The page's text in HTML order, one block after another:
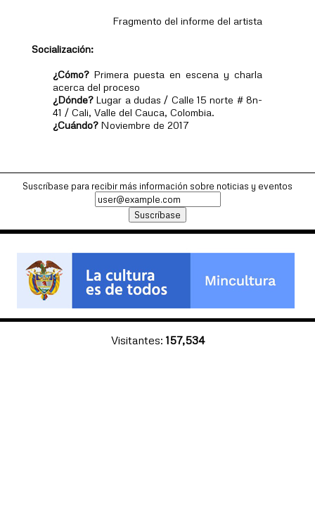
Fragmento del informe del artista
Socialización:
¿Cómo?Primera puesta en escena y charla
acerca del proceso
¿Dónde?Lugar a dudas / Calle 15 norte # 8n-
41 / Cali, Valle del Cauca, Colombia.
¿Cuándo?Noviembre de 2017
Suscríbase para recibir más información sobre noticias y eventos
Visitantes: 157,534